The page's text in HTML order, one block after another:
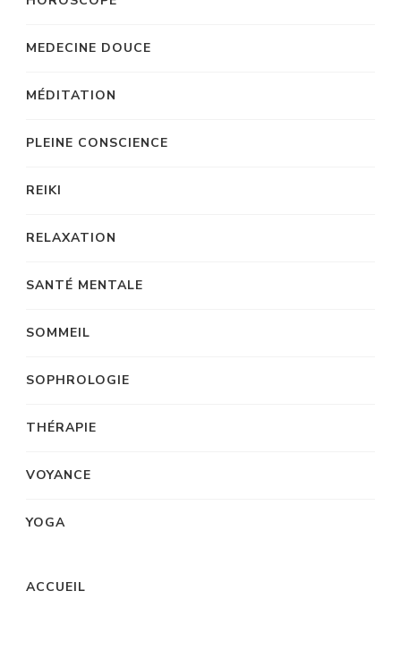
MEDECINE DOUCE
MÉDITATION
PLEINE CONSCIENCE
REIKI
RELAXATION
SANTÉ MENTALE
SOMMEIL
SOPHROLOGIE
THÉRAPIE
VOYANCE
YOGA
ACCUEIL